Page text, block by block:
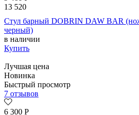
13 520
Стул барный DOBRIN DAW BAR
черный)
в наличии
Купить
Лучшая цена
Новинка
Быстрый просмотр
7 отзывов
6 300 Р